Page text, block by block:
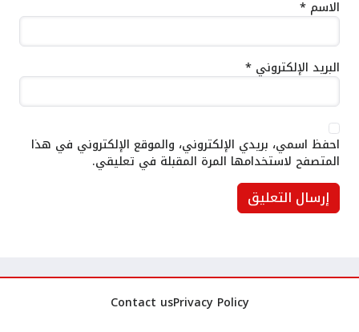
الاسم *
البريد الإلكتروني *
احفظ اسمي، بريدي الإلكتروني، والموقع الإلكتروني في هذا
المتصفح لاستخدامها المرة المقبلة في تعليقي.
Privacy Policy
Contact us